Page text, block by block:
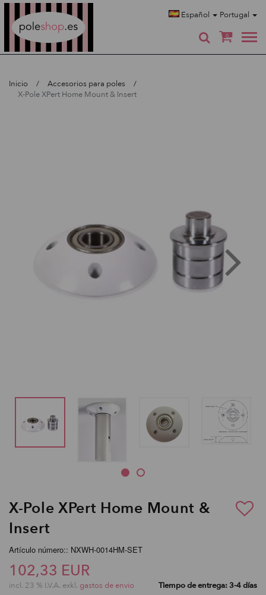
Español Portugal
0
Inicio
Accesorios para poles
X-Pole XPert Home Mount & Insert
X-Pole XPert Home Mount &
Insert
Artículo número:: NXWH-0014HM-SET
102,33 EUR
incl. 23 % I.V.A. exkl. gastos de envio Tiempo de entrega: 3-4 días